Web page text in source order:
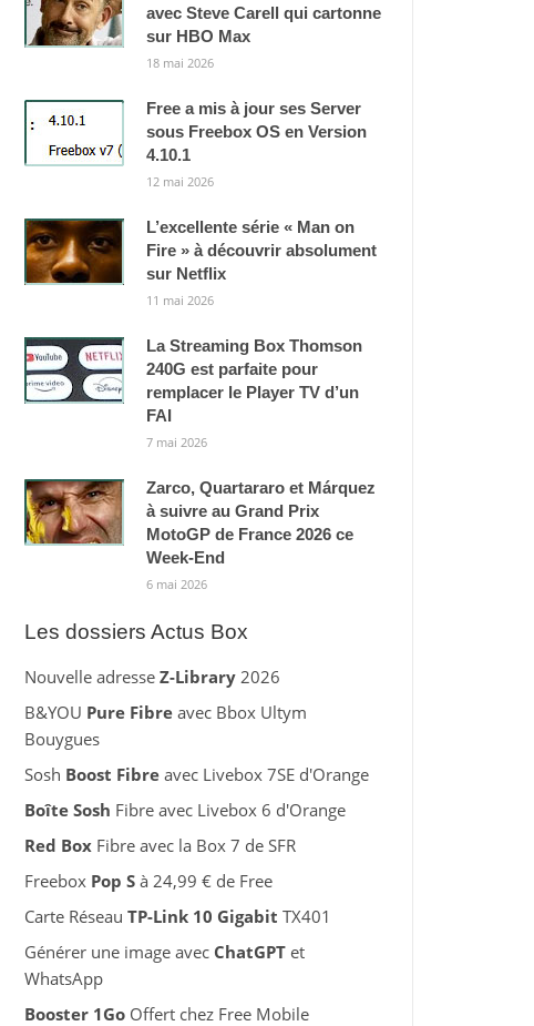
avec Steve Carell qui cartonne
sur HBO Max
18 mai 2026
Free a mis à jour ses Server
sous Freebox OS en Version
4.10.1
12 mai 2026
L’excellente série « Man on
Fire » à découvrir absolument
sur Netflix
11 mai 2026
La Streaming Box Thomson
240G est parfaite pour
remplacer le Player TV d’un
FAI
7 mai 2026
Zarco, Quartararo et Márquez
à suivre au Grand Prix
MotoGP de France 2026 ce
Week-End
6 mai 2026
Les dossiers Actus Box
Nouvelle adresse Z-Library2026
B&YOU Pure Fibreavec Bbox Ultym
Bouygues
Sosh Boost Fibreavec Livebox 7SE d'Orange
Boîte Sosh Fibre avec Livebox 6 d'Orange
Red BoxFibre avec la Box 7 de SFR
Freebox Pop Sà 24,99 € de Free
Carte Réseau TP-Link 10 Gigabit TX401
Générer une image avec ChatGPTet
WhatsApp
Booster 1GoOffert chez Free Mobile